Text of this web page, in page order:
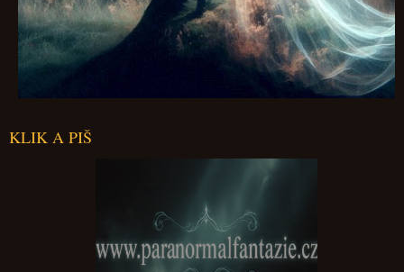
KLIK A PIŠ